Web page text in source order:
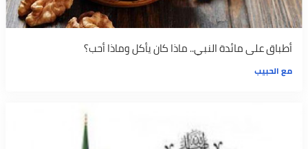
أطباق على مائدة النبي.. ماذا كان يأكل وماذا أحب؟
مع الحبيب